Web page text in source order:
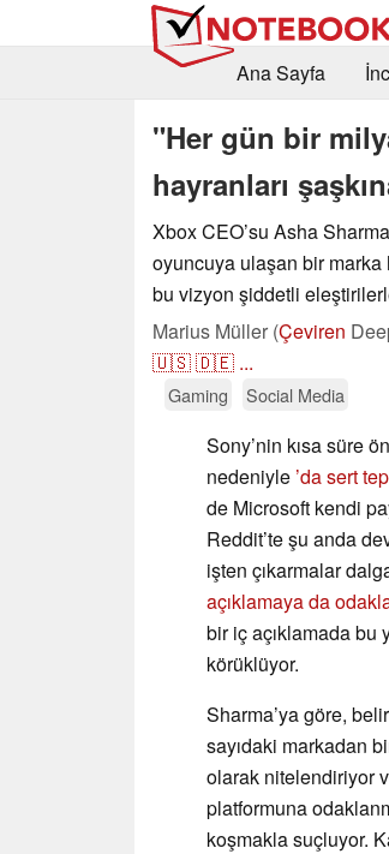
Ana Sayfa
"Her gün bir
hayranları
Xbox CEO’su Asha
oyuncuya ulaşan bir marka
bu vizyon şiddetli
Marius Müller (Çeviren
🇺🇸🇩🇪 ...
Gaming Social Media
Sony’nin kısa süre
nedeniyle ’da sert
de Microsoft kendi
Reddit’te şu anda
işten çıkarmalar
açıklamaya da
bir iç açıklamada bu
körüklüyor.
Sharma’ya göre,
sayıdaki markadan
olarak nitelendiriyor
platformuna
koşmakla suçluyor.